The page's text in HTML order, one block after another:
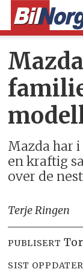
Mazda har
en kraftig
over de
Terje Ringen
PUBLISERT
SIST